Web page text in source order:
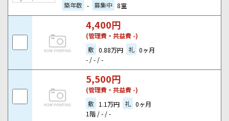
築年数 - 募集中 8室
4,400円
(管理費・共益費 -)
敷 0.88万円 礼 0ヶ月
- / - / -
5,500円
(管理費・共益費 -)
敷 1.1万円 礼 0ヶ月
1階 / - / -